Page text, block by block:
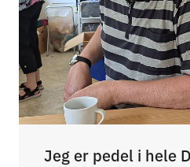
Jeg er pedel i hele